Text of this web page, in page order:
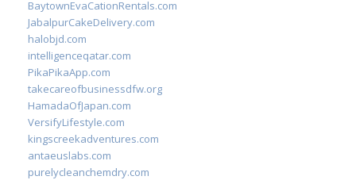
BaytownEvaCationRentals.com
JabalpurCakeDelivery.com
halobjd.com
intelligenceqatar.com
PikaPikaApp.com
takecareofbusinessdfw.org
HamadaOfJapan.com
VersifyLifestyle.com
kingscreekadventures.com
antaeuslabs.com
purelycleanchemdry.com